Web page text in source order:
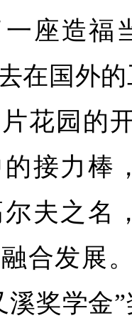
座造福
在国外
花园的
接力棒
夫之名
合发展
溪奖学金